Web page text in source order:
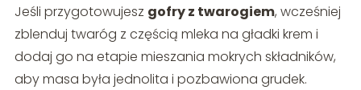
Jeśli przygotowujesz gofry z twarogiem, wcześniej
zblenduj twaróg z częścią mleka na gładki krem i
dodaj go na etapie mieszania mokrych składników,
aby masa była jednolita i pozbawiona grudek.